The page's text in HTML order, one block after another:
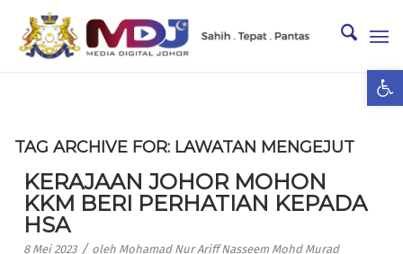
TAG ARCHIVE FOR: LAWATAN MENGEJUT
KERAJAAN JOHOR MOHON
KKM BERI PERHATIAN KEPADA
HSA
8 Mei 2023 / oleh Mohamad Nur Ariff Nasseem Mohd Murad